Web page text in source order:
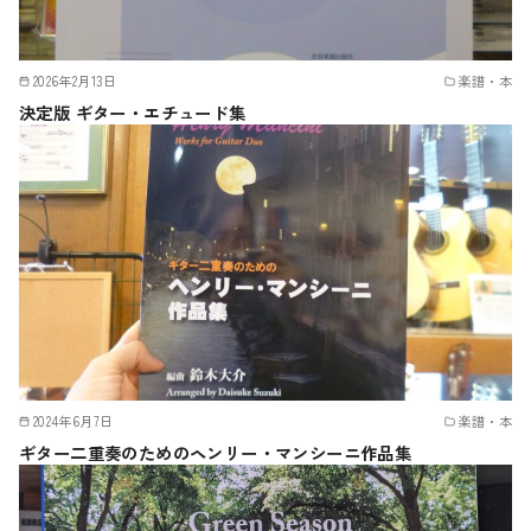
2026年2月13日 楽譜・本
決定版 ギター・エチュード集
2024年6月7日 楽譜・本
ギター二重奏のためのヘンリー・マンシーニ作品集